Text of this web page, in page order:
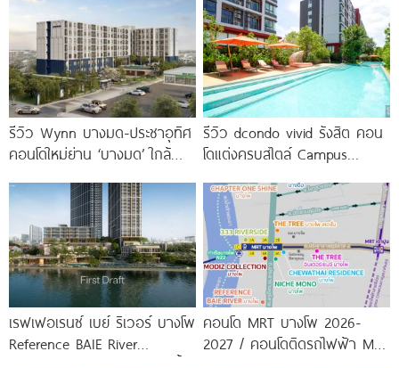
รีวิว Wynn บางมด-ประชาอุทิศ
คอนโดใหม่ย่าน ‘บางมด’ ใกล้
สายสีม่วง
รีวิว dcondo vivid รังสิต คอน
โดแต่งครบสไตล์ Campus
พร้อมรับ-ส่ง
เรฟเฟอเรนซ์ เบย์ ริเวอร์ บางโพ
Reference BAIE River
คอนโด MRT บางโพ 2026-
2027 / คอนโดติดรถไฟฟ้า MRT